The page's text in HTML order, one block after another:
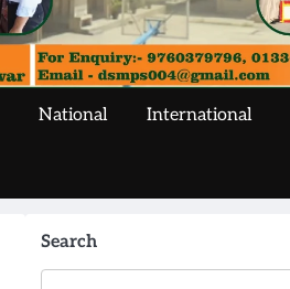
National International
Search